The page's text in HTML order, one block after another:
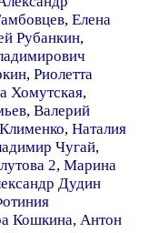
, Елена
Рубанкин,
, Риолетта
Хомутская,
, Валерий
, Наталия
Чугай,
2, Марина
Дудин
Кошкина, Антон